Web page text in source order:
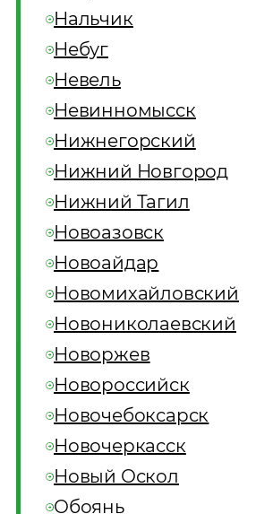
Нальчик
Небуг
Невель
Невинномысск
Нижнегорский
Нижний Новгород
Нижний Тагил
Новоазовск
Новоайдар
Новомихайловский
Новониколаевский
Новоржев
Новороссийск
Новочебоксарск
Новочеркасск
Новый Оскол
Обоянь